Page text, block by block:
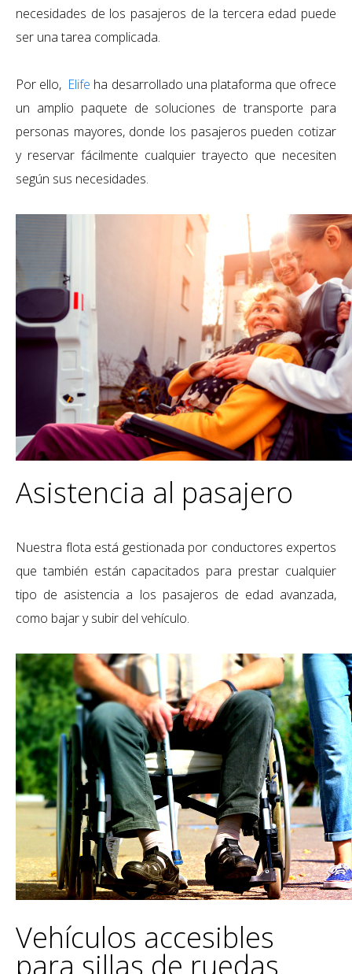
necesidades de los pasajeros de la tercera edad puede
ser una tarea complicada.
Por ello, Elife ha desarrollado una plataforma que ofrece
un amplio paquete de soluciones de transporte para
personas mayores, donde los pasajeros pueden cotizar
y reservar fácilmente cualquier trayecto que necesiten
según sus necesidades.
Asistencia al pasajero
Nuestra flota está gestionada por conductores expertos
que también están capacitados para prestar cualquier
tipo de asistencia a los pasajeros de edad avanzada,
como bajar y subir del vehículo.
Vehículos accesibles
para sillas de ruedas